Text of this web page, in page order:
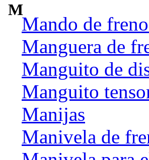
M
Mando de
Manguera de
Manguito de
Manguito
Manijas
Manivela de